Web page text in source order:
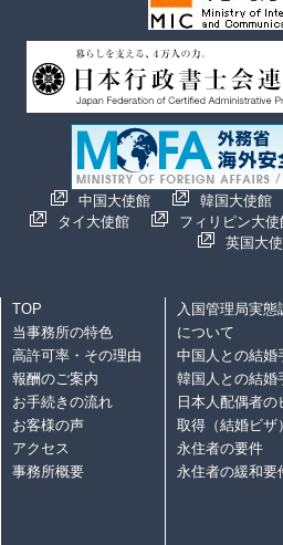
中国大使館 韓国大使館
タイ大使館
フィリピン大使
英国大
TOP
当事務所の特色
高許可率・その理由
報酬のご案内
お手続きの流れ
お客様の声
アクセス
事務所概要
入国管理局実態
について
中国人との結婚
韓国人との結婚
日本人配偶者の
取得（結婚ビザ）
永住者の要件
永住者の緩和要